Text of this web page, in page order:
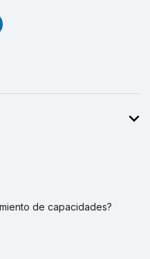
de capacidades?